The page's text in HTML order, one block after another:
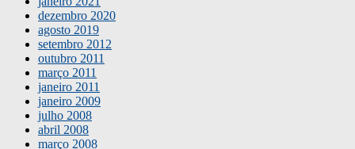
dezembro 2020
agosto 2019
setembro 2012
outubro 2011
março 2011
janeiro 2011
janeiro 2009
julho 2008
abril 2008
março 2008